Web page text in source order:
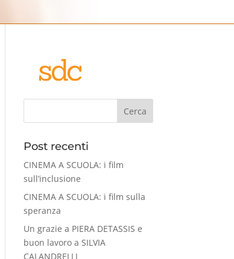
Cerca
Post recenti
CINEMA A SCUOLA: i film
sull’inclusione
CINEMA A SCUOLA: i film sulla
speranza
Un grazie a PIERA DETASSIS e
buon lavoro a SILVIA
CALANDRELLI